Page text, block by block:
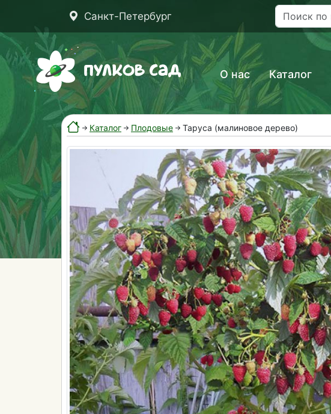
Санкт-Петербург
О нас Каталог
Каталог Плодовые Таруса (малиновое дерево)